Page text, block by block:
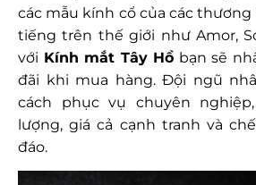
các mẫu kính cổ của các
tiếng trên thế giới như Amor,
với Kính mắt Tây Hồ bạn sẽ
đãi khi mua hàng. Đội ngũ
cách phục vụ chuyên
lượng, giá cả cạnh tranh và
đáo.